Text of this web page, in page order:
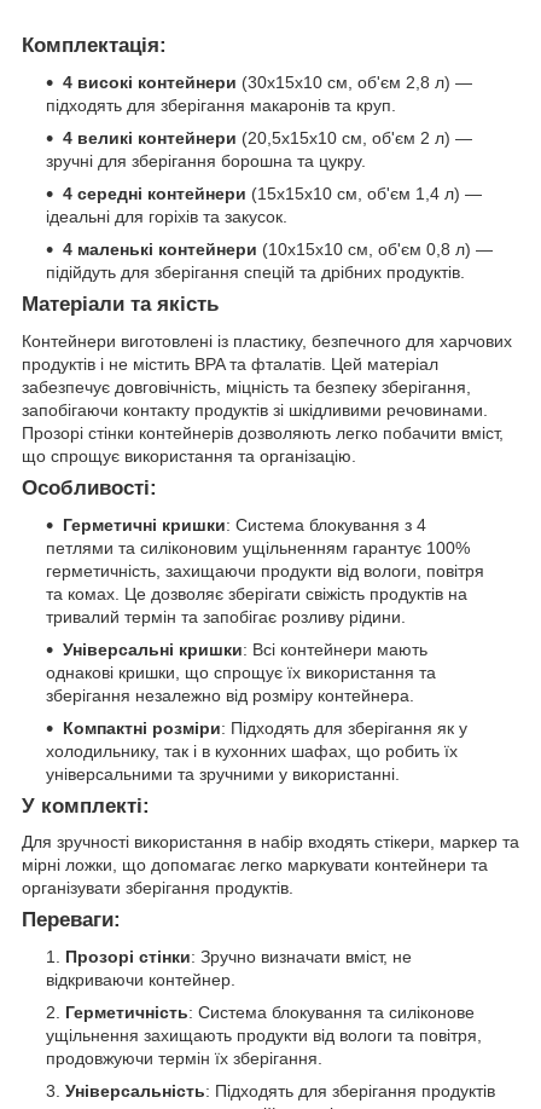
Комплектація:
4 високі контейнери (30х15х10 см, об'єм 2,8 л) —
підходять для зберігання макаронів та круп.
4 великі контейнери (20,5х15х10 см, об'єм 2 л) —
зручні для зберігання борошна та цукру.
4 середні контейнери (15х15х10 см, об'єм 1,4 л) —
ідеальні для горіхів та закусок.
4 маленькі контейнери (10х15х10 см, об'єм 0,8 л) —
підійдуть для зберігання спецій та дрібних продуктів.
Матеріали та якість
Контейнери виготовлені із пластику, безпечного для харчових
продуктів і не містить BPA та фталатів. Цей матеріал
забезпечує довговічність, міцність та безпеку зберігання,
запобігаючи контакту продуктів зі шкідливими речовинами.
Прозорі стінки контейнерів дозволяють легко побачити вміст,
що спрощує використання та організацію.
Особливості:
Герметичні кришки: Система блокування з 4
петлями та силіконовим ущільненням гарантує 100%
герметичність, захищаючи продукти від вологи, повітря
та комах. Це дозволяє зберігати свіжість продуктів на
тривалий термін та запобігає розливу рідини.
Універсальні кришки: Всі контейнери мають
однакові кришки, що спрощує їх використання та
зберігання незалежно від розміру контейнера.
Компактні розміри: Підходять для зберігання як у
холодильнику, так і в кухонних шафах, що робить їх
універсальними та зручними у використанні.
У комплекті:
Для зручності використання в набір входять стікери, маркер та
мірні ложки, що допомагає легко маркувати контейнери та
організувати зберігання продуктів.
Переваги:
Прозорі стінки: Зручно визначати вміст, не
відкриваючи контейнер.
Герметичність: Система блокування та силіконове
ущільнення захищають продукти від вологи та повітря,
продовжуючи термін їх зберігання.
Універсальність: Підходять для зберігання продуктів